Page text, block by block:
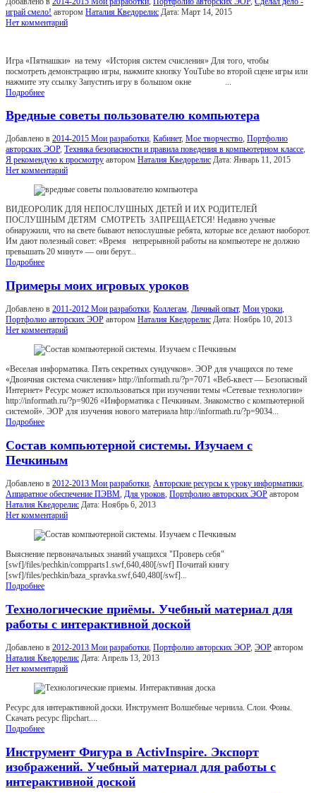
играй смело! автором Наталия Кведорелис Дата: Март 14, 2015
Нет комментарий
Игра «Пятнашки» на тему «История систем счисления» Для того, чтобы
посмотреть демонстрацию игры, нажмите кнопку YouTube во второй сцене игры или
нажмите эту ссылку Запустить игру в большом окне ...
Подробнее
Вредные советы пользователю компьютера
Добавлено в 2014-2015 Мои разработки, Кабинет, Мое творчество, Портфолио
авторских ЭОР, Техника безопасности и правила поведения в компьютерном классе,
Я рекомендую к просмотру автором Наталия Кведорелис Дата: Январь 11, 2015
Нет комментарий
ВИДЕОРОЛИК ДЛЯ НЕПОСЛУШНЫХ ДЕТЕЙ И ИХ РОДИТЕЛЕЙ
ПОСЛУШНЫМ ДЕТЯМ СМОТРЕТЬ ЗАПРЕЩАЕТСЯ! Недавно ученые
обнаружили, что на свете бывают непослушные ребята, которые все делают наоборот.
Им дают полезный совет: «Время непрерывной работы на компьютере не должно
превышать 20 минут» — они берут...
Подробнее
Примеры моих игровых уроков
Добавлено в 2011-2012 Мои разработки, Коллегам, Личный опыт, Мои уроки,
Портфолио авторских ЭОР автором Наталия Кведорелис Дата: Ноябрь 10, 2013
Нет комментарий
«Веселая информатика. Пять секретных сундучков». ЭОР для учащихся по теме
«Двоичная система счисления» http://informath.ru/?p=7071 «Веб-квест — Безопасный
Интернет» Ресурс может использоваться при изучении темы «Сетевые технологии»
http://informath.ru/?p=9026 «Информатика с Печкиным. Знакомство с компьютерной
системой». ЭОР для изучения нового материала http://informath.ru/?p=9034...
Подробнее
Состав компьютерной системы. Изучаем с
Печкиным
Добавлено в 2012-2013 Мои разработки, Авторские ресурсы к уроку информатики,
Аппаратное обеспечение ПЭВМ, Для уроков, Портфолио авторских ЭОР автором
Наталия Кведорелис Дата: Ноябрь 6, 2013
Нет комментарий
Выяснение первоначальных знаний учащихся "Проверь себя"
[swf]/files/pechkin/compparts1.swf,640,480[/swf] Почитай книгу
[swf]/files/pechkin/baza_spravka.swf,640,480[/swf]...
Подробнее
Технологические приёмы. Учебный материал для
работы с интерактивной доской
Добавлено в 2012-2013 Мои разработки, Портфолио авторских ЭОР, ЭОР автором
Наталия Кведорелис Дата: Апрель 13, 2013
Нет комментарий
Ресурс для интерактивной доски. Инструмент Волшебные чернила. Слои. Фоны.
Скачать ресурс flipchart....
Подробнее
Инструмент Фигура в ActivInspire. Экспорт
изображений. Учебный материал для работы с
интерактивной доской